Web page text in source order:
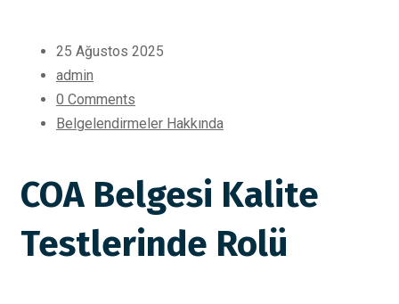
25 Ağustos 2025
admin
0 Comments
Belgelendirmeler Hakkında
COA Belgesi Kalite
Testlerinde Rolü